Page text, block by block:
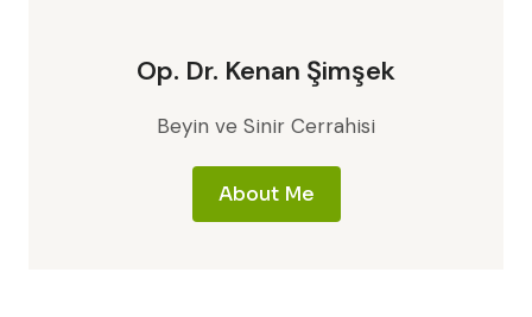
Op. Dr. Kenan Şimşek
Beyin ve Sinir Cerrahisi
About Me